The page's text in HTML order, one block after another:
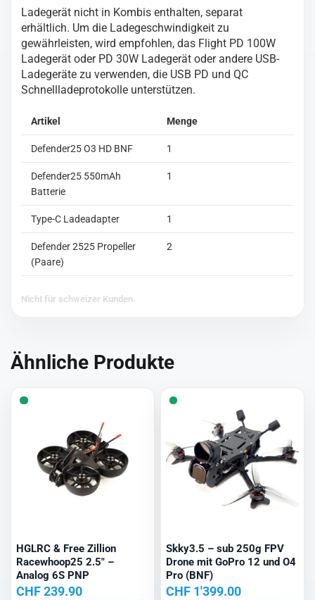
Ladegerät nicht in Kombis enthalten, separat
erhältlich. Um die Ladegeschwindigkeit zu
gewährleisten, wird empfohlen, das Flight PD 100W
Ladegerät oder PD 30W Ladegerät oder andere USB-
Ladegeräte zu verwenden, die USB PD und QC
Schnellladeprotokolle unterstützen.
Artikel Menge
Defender25 O3 HD BNF 1
Defender25 550mAh
Batterie
1
Type-C Ladeadapter 1
Defender 2525 Propeller
(Paare)
2
Nicht für schweizer Kunden.
Ähnliche Produkte
HGLRC & Free Zillion
Racewhoop25 2.5″ –
Analog 6S PNP
CHF239.90
Skky3.5 – sub 250g FPV
Drone mit GoPro 12 und O4
Pro (BNF)
CHF1'399.00